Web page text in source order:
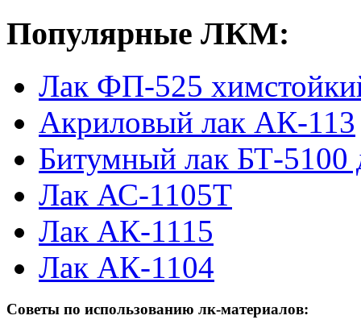
Популярные ЛКМ:
Лак ФП-525
Акриловый лак АК-113
Битумный лак БТ-5100
Лак АС-1105Т
Лак АК-1115
Лак АК-1104
Советы по использованию лк-материалов: